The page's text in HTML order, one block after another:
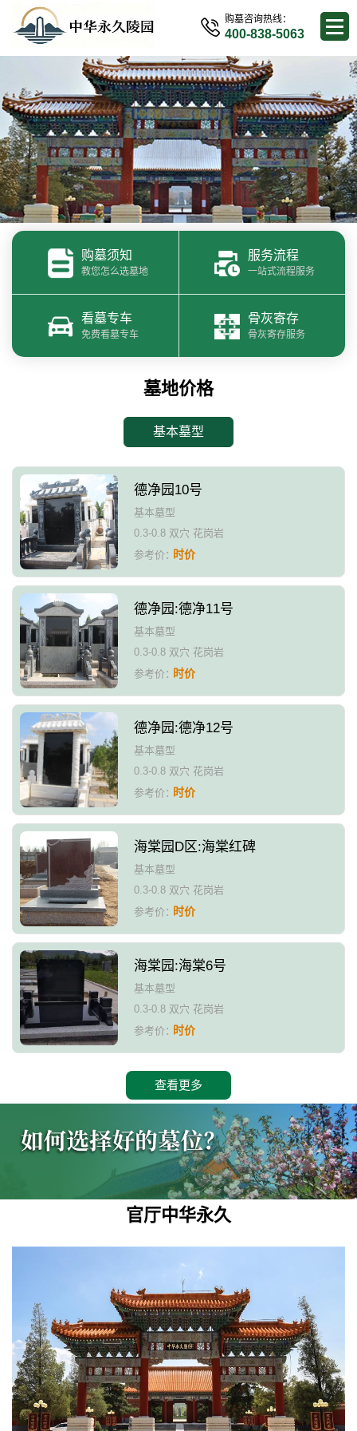
购墓咨询热线：
400-838-5063
购墓须知
教您怎么选墓地
服务流程
一站式流程服务
看墓专车
免费看墓专车
骨灰寄存
骨灰寄存服务
墓地价格
基本墓型
德净园10号
基本墓型
0.3-0.8 双穴 花岗岩
参考价：时价
德净园:德净11号
基本墓型
0.3-0.8 双穴 花岗岩
参考价：时价
德净园:德净12号
基本墓型
0.3-0.8 双穴 花岗岩
参考价：时价
海棠园D区:海棠红碑
基本墓型
0.3-0.8 双穴 花岗岩
参考价：时价
海棠园:海棠6号
基本墓型
0.3-0.8 双穴 花岗岩
参考价：时价
查看更多
官厅中华永久